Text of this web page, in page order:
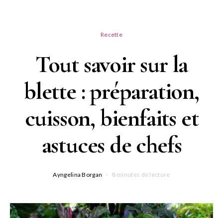
Recette
Tout savoir sur la
blette : préparation,
cuisson, bienfaits et
astuces de chefs
Ayngelina Borgan 8 minutes de lecture